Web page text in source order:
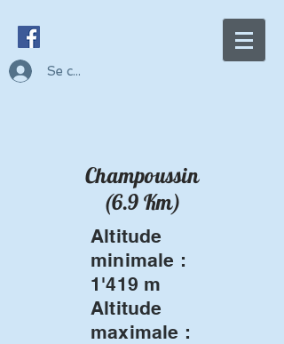
Se connecter
Champoussin
(6.9 Km)
Altitude
minimale :
1'419 m
Altitude
maximale :